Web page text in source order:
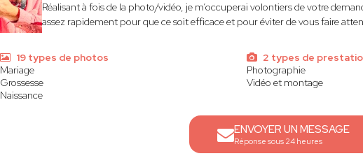
Réalisant à fois de la photo/vidéo, je m’occuperai volontiers de votre
assez rapidement pour que ce soit efficace et pour éviter de vous faire
19 types de photos
Mariage
Grossesse
Naissance
2 types de
Photographie
Vidéo et montage
ENVOYER UN MESSAGE
Réponse sous 24 heures